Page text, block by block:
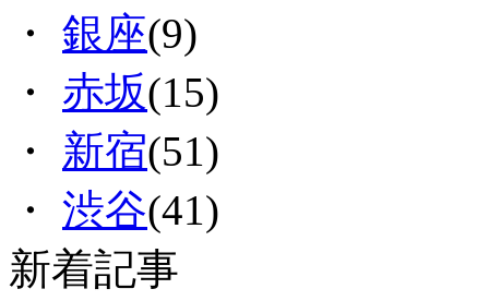
・ 銀座(9)
・ 赤坂(15)
・ 新宿(51)
・ 渋谷(41)
新着記事